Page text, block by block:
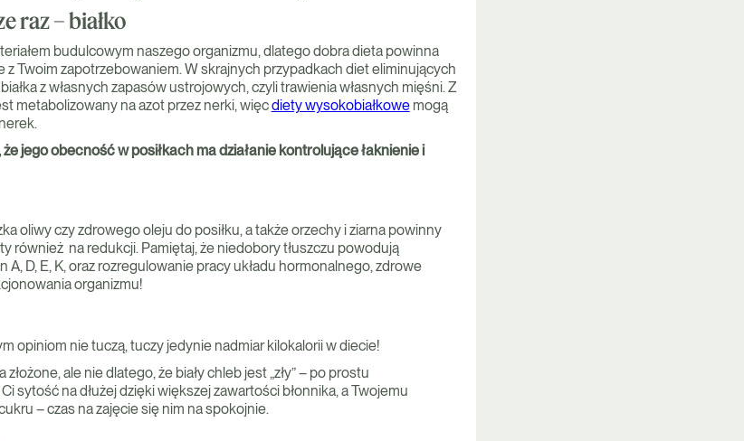
raz – białko
budulcowym naszego organizmu, dlatego dobra dieta powinna
z Twoim zapotrzebowaniem. W skrajnych przypadkach diet eliminujących
z własnych zapasów ustrojowych, czyli trawienia własnych mięśni. Z
metabolizowany na azot przez nerki, więcdiety wysokobiałkowemogą
jego obecność w posiłkach ma działanie kontrolujące łaknienie i
oliwy czy zdrowego oleju do posiłku, a także orzechy i ziarna powinny
również na redukcji. Pamiętaj, że niedobory tłuszczu powodują
A, D, E, K, oraz rozregulowanie pracy układu hormonalnego, zdrowe
organizmu!
opiniom nie tuczą, tuczy jedynie nadmiar kilokalorii w diecie!
ale nie dlatego, że biały chleb jest „zły” – po prostu
sytość na dłużej dzięki większej zawartości błonnika, a Twojemu
– czas na zajęcie się nim na spokojnie.